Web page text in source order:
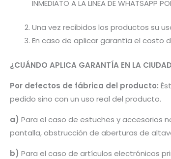
INMEDIATO A LA LINEA DE WHATSAPP
Una vez recibidos los productos su
En caso de aplicar garantía el costo
¿CUÁNDO APLICA GARANTÍA EN LA
Por defectos de fábrica del producto:
pedido sino con un uso real del producto.
a) Para el caso de estuches y accesorios
pantalla, obstrucción de aberturas de
b) Para el caso de artículos electrónicos